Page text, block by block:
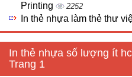
Printing
2252
In thẻ nhựa làm thẻ thư
In thẻ nhựa số lượng ít
Trang 1